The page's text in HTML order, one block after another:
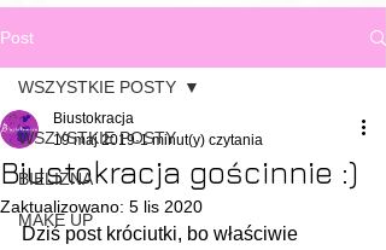
Post
WSZYSTKIE POSTY
BIELIZNA
MAKE UP
WSZYSTKIE POSTY
Biustokracja gościnnie :)
Biustokracja
19 maj 2019 1 minut(y) czytania
Zaktualizowano: 5 lis 2020
Dziś post króciutki, bo właściwie